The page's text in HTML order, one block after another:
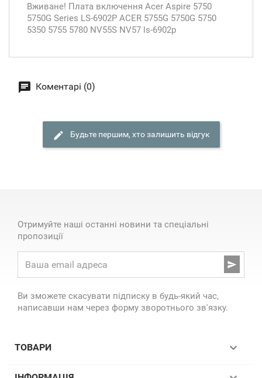
Вживане! Плата включення Acer Aspire 5750
5750G Series LS-6902P ACER 5755G 5750G 5750
5350 5755 5780 NV55S NV57 ls-6902p
Коментарі (0)
Будьте першим, хто залишить відгук
Отримуйте наші останні новини та спеціальні
пропозиції

Ви зможете скасувати підписку в будь-який час,
написавши нам через форму зворотнього зв'язку.
ТОВАРИ 